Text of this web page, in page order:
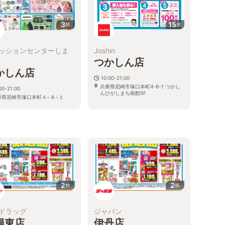
3枚
ションセンターしま
しん店
21:00
県尼崎市塚口本町４−８−１
15枚
Joshin
つかしん店
10:00-21:00
兵庫県尼崎市塚口本町4-8-1 つかし
んひがしまち南館5F
2枚
ラッグ
2枚
ジャパン